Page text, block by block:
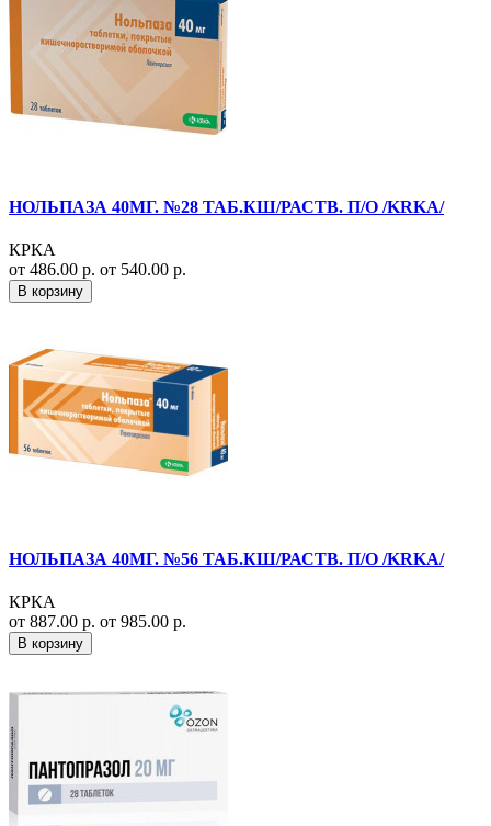
НОЛЬПАЗА 40МГ. №28 ТАБ.КШ/РАСТВ. П/О /KRKA/
КРКА
от 486.00 р. от 540.00 р.
В корзину
НОЛЬПАЗА 40МГ. №56 ТАБ.КШ/РАСТВ. П/О /KRKA/
КРКА
от 887.00 р. от 985.00 р.
В корзину